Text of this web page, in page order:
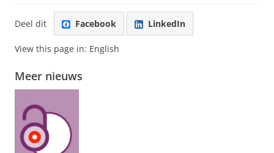
Deel dit Facebook LinkedIn
View this page in: English
Meer nieuws